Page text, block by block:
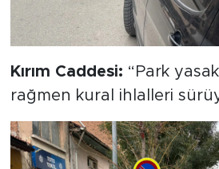
Kırım Caddesi: “Park
rağmen kural ihlalleri